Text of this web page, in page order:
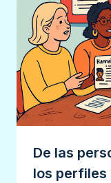
De las
los perfiles